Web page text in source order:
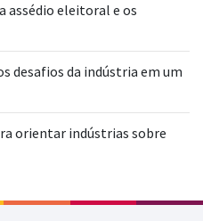
assédio eleitoral e os
desafios da indústria em um
orientar indústrias sobre